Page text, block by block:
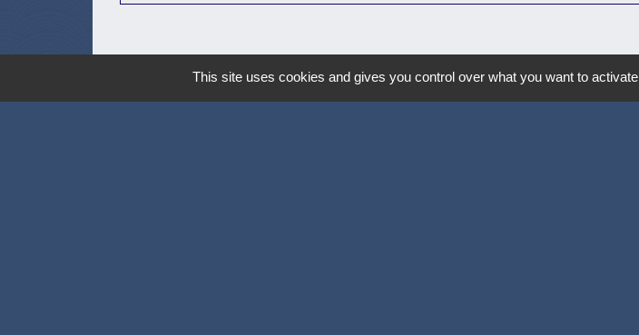
This site uses cookies and gives you control over what you want to activate